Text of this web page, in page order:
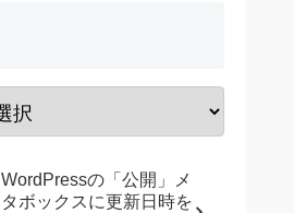
WordPressの「公開」メ
タボックスに更新日時を